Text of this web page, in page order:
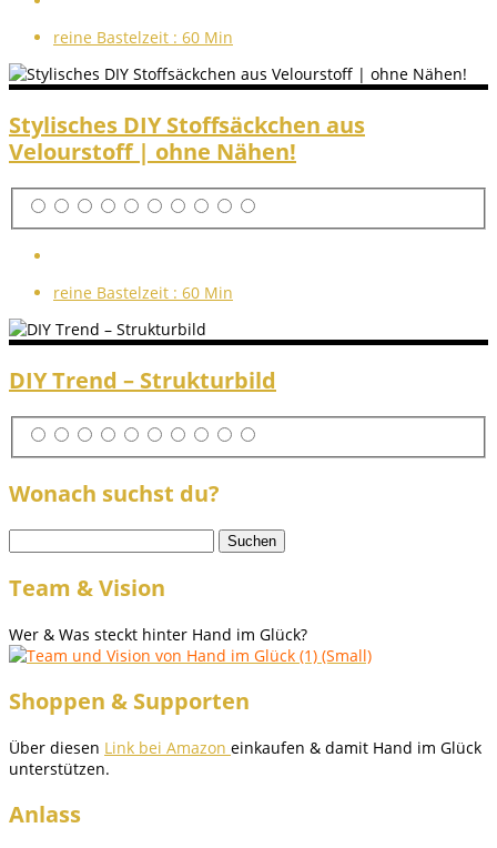
reine Bastelzeit : 60 Min
Stylisches DIY Stoffsäckchen aus
Velourstoff | ohne Nähen!
reine Bastelzeit : 60 Min
DIY Trend – Strukturbild
Wonach suchst du?
nach:
Team & Vision
Wer & Was steckt hinter Hand im Glück?
Shoppen & Supporten
Über diesen Link bei Amazon einkaufen & damit Hand im Glück
unterstützen.
Anlass